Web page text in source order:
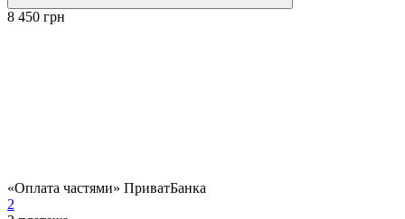
8 450 грн
«Оплата частями» ПриватБанка
2